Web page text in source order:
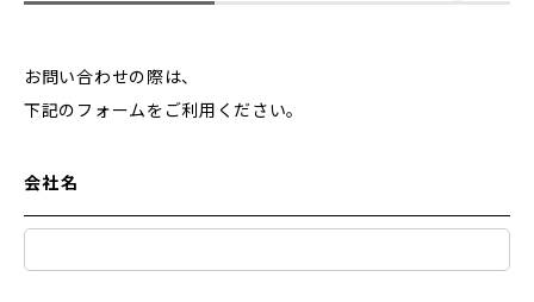
お問い合わせの際は、
下記のフォームをご利用ください。
会社名